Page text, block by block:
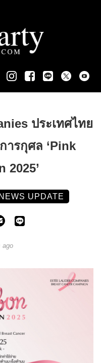
ประเทศไทย
ารกุศล ‘Pink
2025’
UPDATE
ago